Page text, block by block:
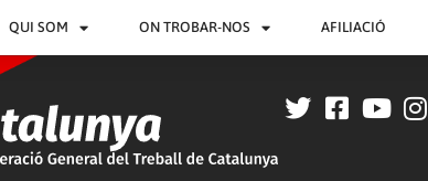
QUI SOM ON TROBAR-NOS AFILIACIÓ